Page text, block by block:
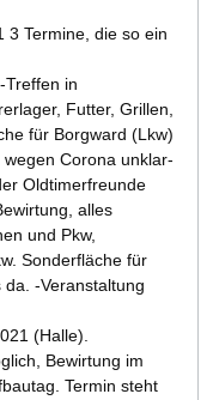
3 Termine, die so ein
Treffen in
Futter, Grillen,
für Borgward (Lkw)
Corona unklar-
Oldtimerfreunde
alles
und Pkw,
Sonderfläche für
-Veranstaltung
(Halle).
Bewirtung im
Termin steht